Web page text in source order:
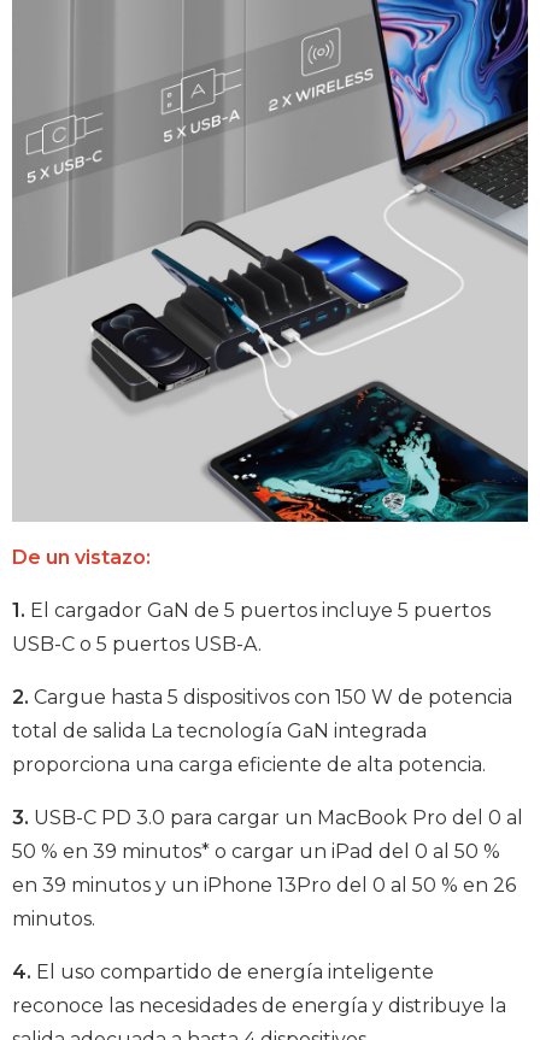
De un vistazo:
1. El cargador GaN de 5 puertos incluye 5 puertos
USB-C o 5 puertos USB-A.
2. Cargue hasta 5 dispositivos con 150 W de potencia
total de salida La tecnología GaN integrada
proporciona una carga eficiente de alta potencia.
3. USB-C PD 3.0 para cargar un MacBook Pro del 0 al
50 % en 39 minutos* o cargar un iPad del 0 al 50 %
en 39 minutos y un iPhone 13Pro del 0 al 50 % en 26
minutos.
4. El uso compartido de energía inteligente
reconoce las necesidades de energía y distribuye la